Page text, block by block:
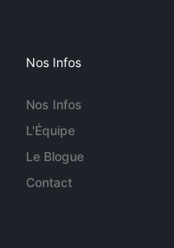
Nos Infos
Nos Infos
L'Équipe
Le Blogue
Contact